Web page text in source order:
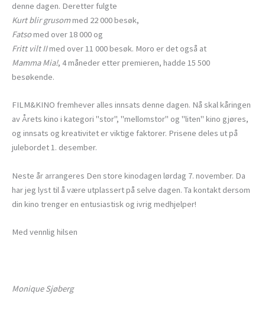
denne dagen. Deretter fulgte
Kurt blir grusommed 22 000 besøk,
Fatsomed over 18 000 og
Fritt vilt IImed over 11 000 besøk. Moro er det også at
Mamma Mia!, 4 måneder etter premieren, hadde 15 500
besøkende.
FILM&KINO fremhever alles innsats denne dagen. Nå skal kåringen
av Årets kino i kategori "stor", "mellomstor" og "liten" kino gjøres,
og innsats og kreativitet er viktige faktorer. Prisene deles ut på
julebordet 1. desember.
Neste år arrangeres Den store kinodagen lørdag 7. november. Da
har jeg lyst til å være utplassert på selve dagen. Ta kontakt dersom
din kino trenger en entusiastisk og ivrig medhjelper!
Med vennlig hilsen
Monique Sjøberg